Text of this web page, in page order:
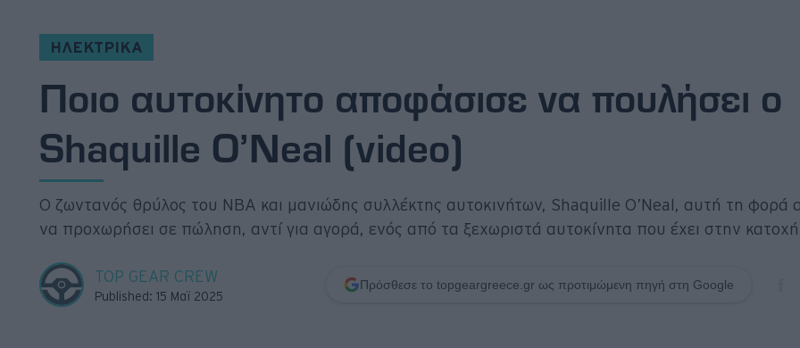
ΗΛΕΚΤΡΙΚΑ
Ποιο αυτοκίνητο αποφάσισε να πουλήσει ο
Shaquille O’Neal (video)
Ο ζωντανός θρύλος του NBA και μανιώδης συλλέκτης αυτοκινήτων, Shaquille O’Neal, αυτή τη φορά
να προχωρήσει σε πώληση, αντί για αγορά, ενός από τα ξεχωριστά αυτοκίνητα που έχει στην
TOP GEAR CREW
Published: 15 Μαϊ 2025
Πρόσθεσε το topgeargreece.gr ως προτιμώμενη πηγή στη Google
Electric
Motorsport
Άποψη
Viral
Big Reads
Retro
Moto